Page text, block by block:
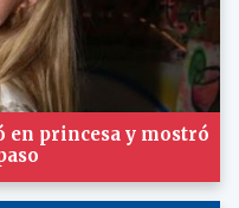
en princesa y mostró